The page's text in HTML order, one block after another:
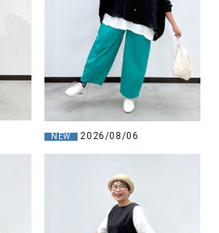
NEW 2026/08/06